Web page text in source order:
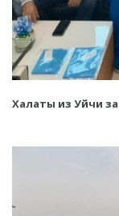
Халаты из Уйчи